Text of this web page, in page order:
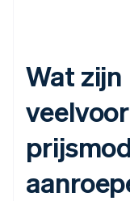
Wat zijn